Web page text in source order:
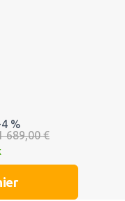
%
689,00 €